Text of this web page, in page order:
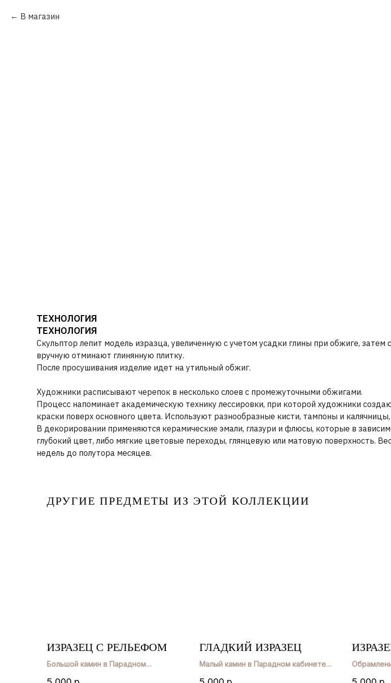
В магазин
ТЕХНОЛОГИЯ
ТЕХНОЛОГИЯ
Скульптор лепит модель изразца, увеличенную с учетом усадки глины при обжиге,
вручную отминают глинянную плитку.
После просушивания изделие идет на утильный обжиг.
Художники расписывают черепок в несколько слоев с промежуточными обжигами.
Процесс напоминает академическую технику лессировки, при которой художники
краски поверх основного цвета. Используют разнообразные кисти, тампоны и
В декорировании применяются керамические эмали, глазури и флюсы, которые в
глубокий цвет, либо мягкие цветовые переходы, глянцевую или матовую поверхность.
недель до полутора месяцев.
ДРУГИЕ ПРЕДМЕТЫ ИЗ ЭТОЙ КОЛЛЕКЦИИ
ИЗРАЗЕЦ С РЕЛЬЕФОМ
Большой камин в Парадном
ГЛАДКИЙ ИЗРАЗЕЦ
Малый камин в Парадном кабинете